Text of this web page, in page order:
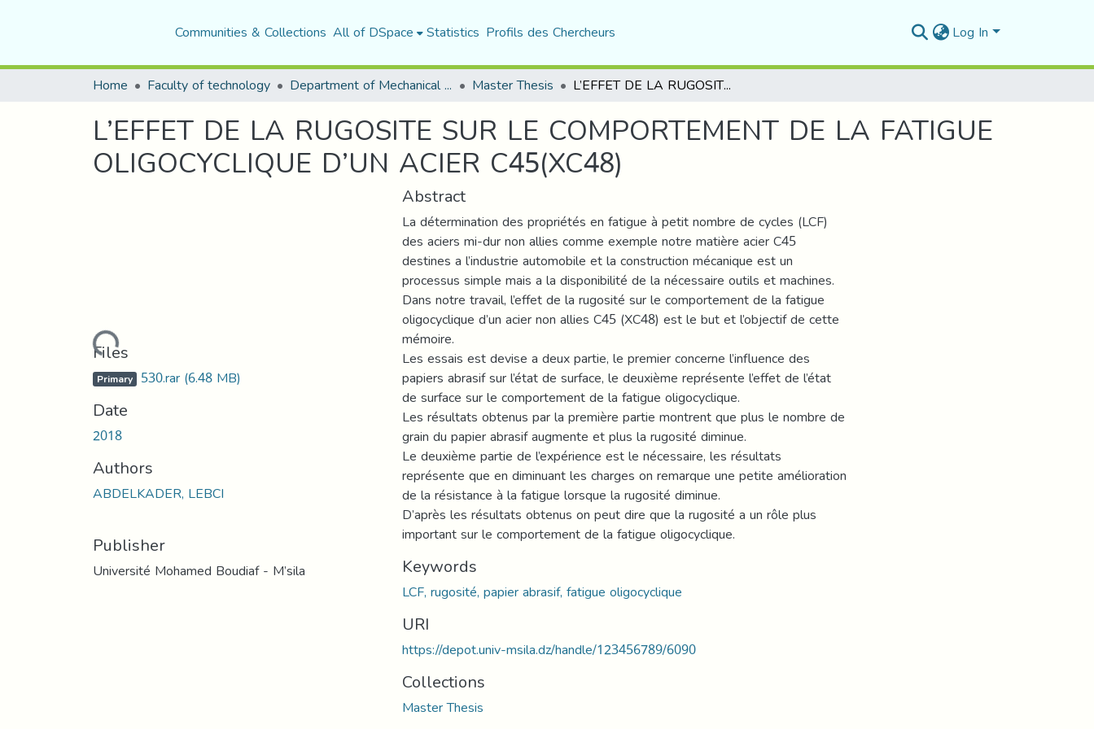
Communities & Collections All of DSpace Statistics Profils des Chercheurs Log In
Home Faculty of technology Department of Mechanical Engineering Master Thesis L’EFFET DE LA RUGOSITE SUR LE COMPORTEMENT DE LA FATIGUE OLIGOCYCLIQUE D’UN ACIER C45(XC48)
L’EFFET DE LA RUGOSITE SUR LE COMPORTEMENT DE LA FATIGUE
OLIGOCYCLIQUE D’UN ACIER C45(XC48)
Loading...
Files
Primary 530.rar(6.48 MB)
Date
2018
Authors
ABDELKADER, LEBCI
Publisher
Université Mohamed Boudiaf - M’sila
Abstract
La détermination des propriétés en fatigue à petit nombre de cycles (LCF)
des aciers mi-dur non allies comme exemple notre matière acier C45
destines a l’industrie automobile et la construction mécanique est un
processus simple mais a la disponibilité de la nécessaire outils et machines.
Dans notre travail, l’effet de la rugosité sur le comportement de la fatigue
oligocyclique d’un acier non allies C45 (XC48) est le but et l’objectif de cette
mémoire.
Les essais est devise a deux partie, le premier concerne l’influence des
papiers abrasif sur l’état de surface, le deuxième représente l’effet de l’état
de surface sur le comportement de la fatigue oligocyclique.
Les résultats obtenus par la première partie montrent que plus le nombre de
grain du papier abrasif augmente et plus la rugosité diminue.
Le deuxième partie de l’expérience est le nécessaire, les résultats
représente que en diminuant les charges on remarque une petite amélioration
de la résistance à la fatigue lorsque la rugosité diminue.
D’après les résultats obtenus on peut dire que la rugosité a un rôle plus
important sur le comportement de la fatigue oligocyclique.
Keywords
LCF, rugosité, papier abrasif, fatigue oligocyclique
URI
https://depot.univ-msila.dz/handle/123456789/6090
Collections
Master Thesis